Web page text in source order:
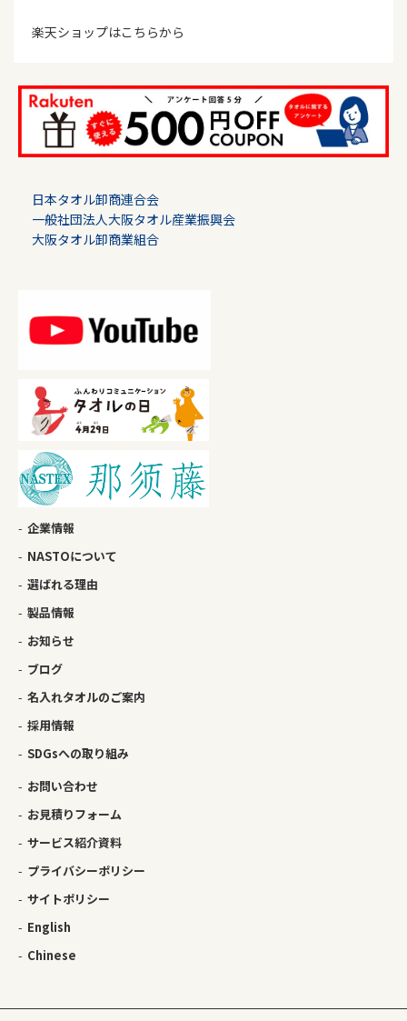
楽天ショップはこちらから
日本タオル卸商連合会
一般社団法人大阪タオル産業振興会
大阪タオル卸商業組合
企業情報
NASTOについて
選ばれる理由
製品情報
お知らせ
ブログ
名入れタオルのご案内
採用情報
SDGsへの取り組み
お問い合わせ
お見積りフォーム
サービス紹介資料
プライバシーポリシー
サイトポリシー
English
Chinese